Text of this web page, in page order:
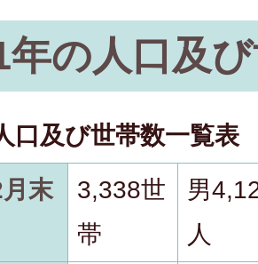
年の人口及
口及び世帯数一覧表
末
3,338世
帯
男
人